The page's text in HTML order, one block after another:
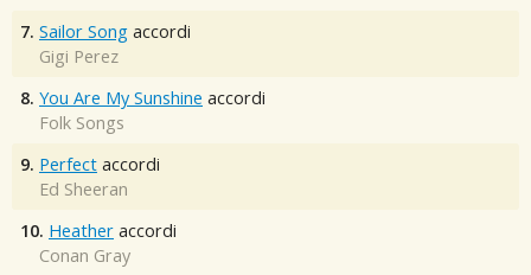
7. Sailor Song accordi
Gigi Perez
8. You Are My Sunshine accordi
Folk Songs
9. Perfect accordi
Ed Sheeran
10. Heather accordi
Conan Gray